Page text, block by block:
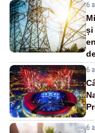
6
și
6
6